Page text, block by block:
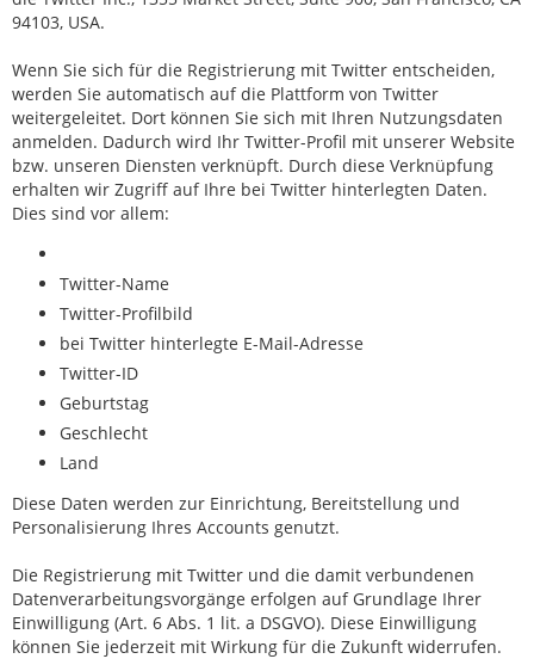
94103, USA.
Wenn Sie sich für die Registrierung mit Twitter entscheiden,
werden Sie automatisch auf die Plattform von Twitter
weitergeleitet. Dort können Sie sich mit Ihren Nutzungsdaten
anmelden. Dadurch wird Ihr Twitter-Profil mit unserer Website
bzw. unseren Diensten verknüpft. Durch diese Verknüpfung
erhalten wir Zugriff auf Ihre bei Twitter hinterlegten Daten.
Dies sind vor allem:
Twitter-Name
Twitter-Profilbild
bei Twitter hinterlegte E-Mail-Adresse
Twitter-ID
Geburtstag
Geschlecht
Land
Diese Daten werden zur Einrichtung, Bereitstellung und
Personalisierung Ihres Accounts genutzt.
Die Registrierung mit Twitter und die damit verbundenen
Datenverarbeitungsvorgänge erfolgen auf Grundlage Ihrer
Einwilligung (Art. 6 Abs. 1 lit. a DSGVO). Diese Einwilligung
können Sie jederzeit mit Wirkung für die Zukunft widerrufen.